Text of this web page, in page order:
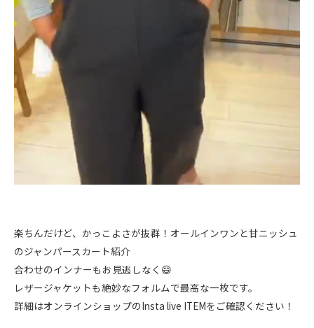
楽ちんだけど、かっこよさが抜群！オールインワンと甘ニッシュ
のジャンパースカート紹介
合わせのインナーもお見逃しなく😄
レザージャケットも絶妙なフォルムで最高な一枚です。
詳細はオンラインショップのInsta live ITEMをご確認ください！